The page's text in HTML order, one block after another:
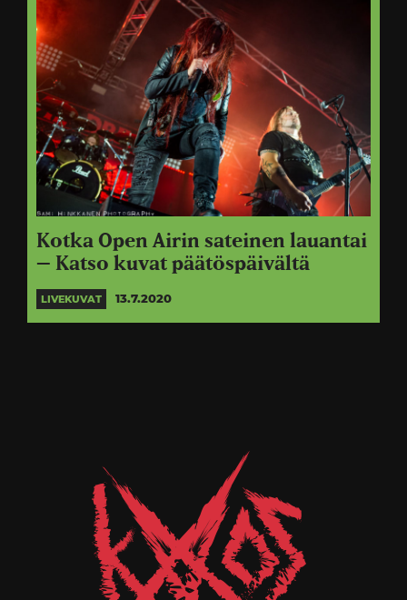
Kotka Open Airin sateinen lauantai
– Katso kuvat päätöspäivältä
LIVEKUVAT 13.7.2020